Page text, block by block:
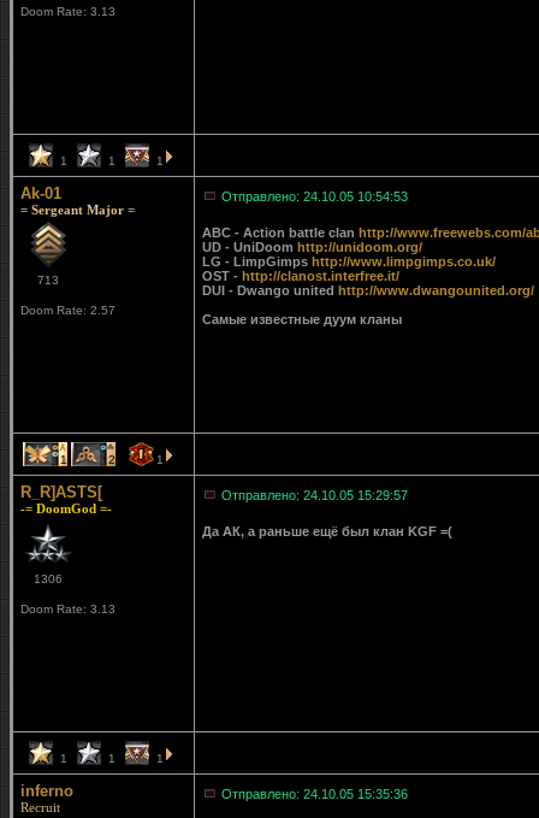
Doom Rate: 3.13
1 1 1
Ak-01
= Sergeant Major =
713
Doom Rate: 2.57
Отправлено: 24.10.05 10:54:53
ABC - Action battle clan http://www.freewebs.com/
UD - UniDoom http://unidoom.org/
LG - LimpGimps http://www.limpgimps.co.uk/
OST - http://clanost.interfree.it/
DUI - Dwango united http://www.dwangounited.org/
Самые известные дуум кланы
1 2 1
R_R]ASTS[
-= DoomGod =-
1306
Doom Rate: 3.13
Отправлено: 24.10.05 15:29:57
Да АК, а раньше ещё был клан KGF =(
1 1 1
inferno
Recruit
Отправлено: 24.10.05 15:35:36